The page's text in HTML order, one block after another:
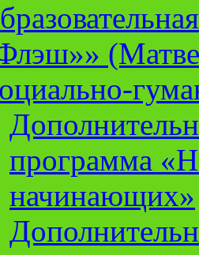
программа
начинающих»